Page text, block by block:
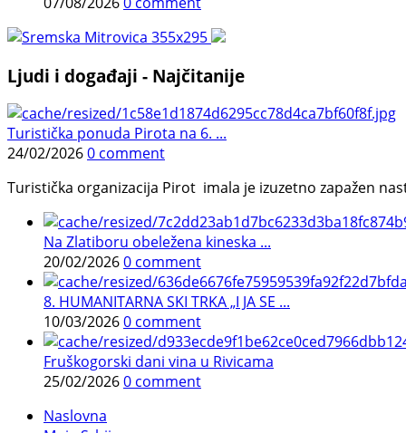
Ljudi i događaji - Najčitanije
Turistička ponuda Pirota na 6. ...
24/02/20260 comment
Turistička organizacija Pirot imala je izuzetno zapažen
Na Zlatiboru obeležena kineska ...
20/02/20260 comment
8. HUMANITARNA SKI TRKA „I JA SE ...
10/03/20260 comment
Fruškogorski dani vina u Rivicama
25/02/20260 comment
Naslovna